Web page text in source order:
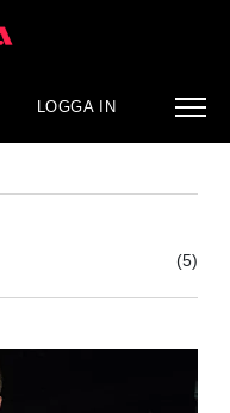
LOGGA IN
(5)